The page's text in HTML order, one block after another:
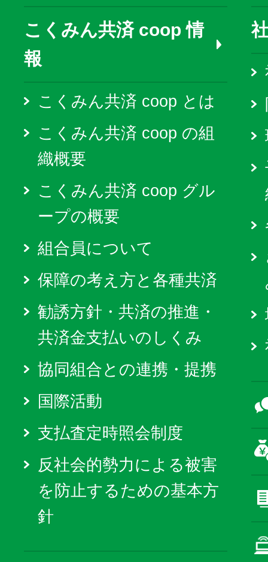
こくみん共済 coop 情
報
こくみん共済 coop とは
こくみん共済 coop の組
織概要
こくみん共済 coop グル
ープの概要
組合員について
保障の考え方と各種共済
勧誘方針・共済の推進・
共済金支払いのしくみ
協同組合との連携・提携
国際活動
支払査定時照会制度
反社会的勢力による被害
を防止するための基本方
針